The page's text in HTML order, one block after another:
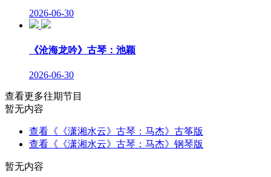
2026-06-30
《沧海龙吟》古琴：池颖
2026-06-30
查看更多往期节目
暂无内容
查看《《潇湘水云》古琴：马杰》古筝版
查看《《潇湘水云》古琴：马杰》钢琴版
暂无内容